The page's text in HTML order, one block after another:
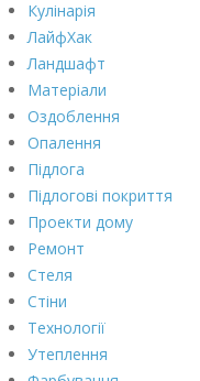
Кулінарія
ЛайфХак
Ландшафт
Матеріали
Оздоблення
Опалення
Підлога
Підлогові покриття
Проекти дому
Ремонт
Стеля
Стіни
Технології
Утеплення